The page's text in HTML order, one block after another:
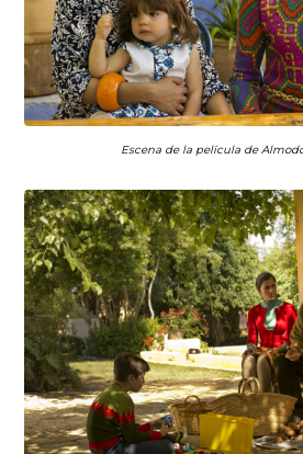
Escena de la película de